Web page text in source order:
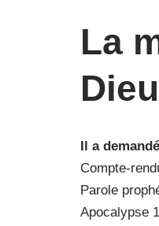
La
Il a
Compte-
Parole
Apocalypse